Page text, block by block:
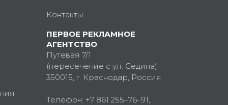
Контакты
ПЕРВОЕ РЕКЛАМНОЕ
АГЕНТСТВО
Путевая 7/1
(пересечение с ул. Седина)
350015 , г. Краснодар, Россия
Телефон: +7 861 255–76–91